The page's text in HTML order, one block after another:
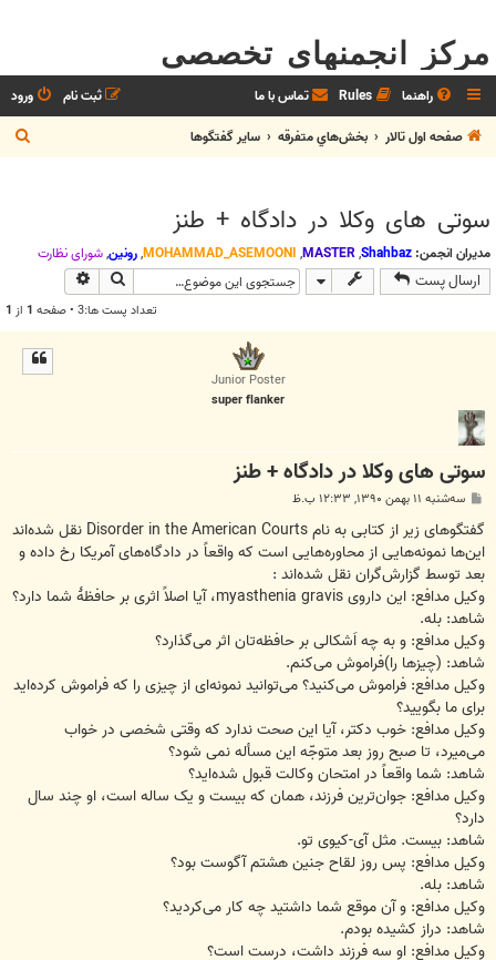
مرکز انجمنهای تخصصی
راهنما Rules تماس با ما ورود
ثبت نام
صفحه اول تالار
بخش‌‌هاي متفرقه ساير گفتگوها
س
سوتی های وکلا در دادگاه + طنز
مدیران انجمن: Shahbaz
,
MASTER
,
MOHAMMAD_ASEMOONI
,رونین,شوراي نظارت
ارسال پست جستجو
تعداد پست ها:3 • صفحه 1 از 1
Junior Poster
super flanker
سوتی های وکلا در دادگاه + طنز
ت
سه‌شنبه ۱۱ بهمن ۱۳۹۰, ۱۲:۳۳ ب.ظ
گفتگوهای زیر از کتابی به نام Disorder in the American Courts نقل شده‌اند
این‌ها نمونه‌هایی از محاوره‌هایی است که واقعاً در دادگاه‌های آمریکا رخ داده و
بعد توسط گزارش‌گران نقل شده‌اند :
وکیل مدافع: این داروی myasthenia gravis، آیا اصلاً اثری بر حافظهٔ شما دارد؟
شاهد: بله.
وکیل مدافع: و به چه اَشکالی بر حافظه‌تان اثر می‌گذارد؟
شاهد: (چیزها را)فراموش می‌کنم.
وکیل مدافع: فراموش می‌کنید؟ می‌توانید نمونه‌ای از چیزی را که فراموش کرده‌اید
برای ما بگویید؟
وکیل مدافع: خوب دکتر، آیا این صحت ندارد که وقتی شخصی در خواب
می‌میرد، تا صبح روز بعد متوجّه این مسأله نمی شود؟
شاهد: شما واقعاً در امتحان وکالت قبول شده‌اید؟
وکیل مدافع: جوان‌ترین فرزند، همان که بیست و یک ساله است، او چند سال
دارد؟
شاهد: بیست. مثل آی-کیوی تو.
وکیل مدافع: پس روز لقاح جنین هشتم آگوست بود؟
شاهد: بله.
وکیل مدافع: و آن موقع شما داشتید چه کار می‌کردید؟
شاهد: دراز کشیده بودم.
وکیل مدافع: او سه فرزند داشت، درست است؟